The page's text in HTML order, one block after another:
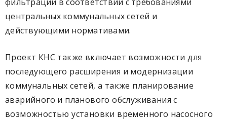
центральных коммунальных сетей и
действующими нормативами.
Проект КНС также включает возможности для
последующего расширения и модернизации
коммунальных сетей, а также планирование
аварийного и планового обслуживания с
возможностью установки временного насосного